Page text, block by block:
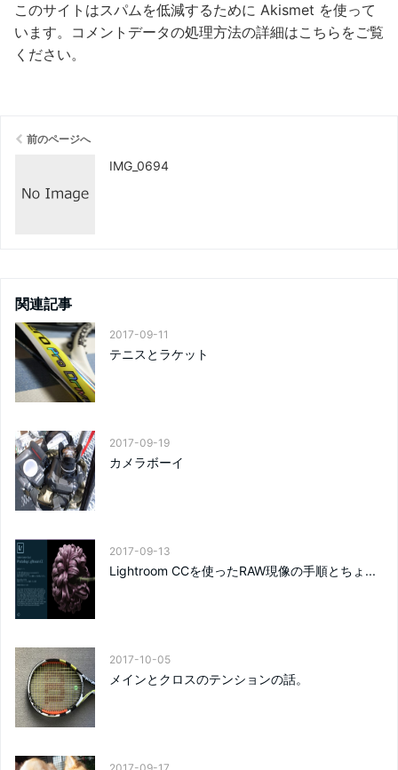
このサイトはスパムを低減するために Akismet を使って
います。 コメントデータの処理方法の詳細はこちらをご覧
ください。
前のページへ
IMG_0694
関連記事
2017-09-11
テニスとラケット
2017-09-19
カメラボーイ
2017-09-13
Lightroom CCを使ったRAW現像の手順とちょ...
2017-10-05
メインとクロスのテンションの話。